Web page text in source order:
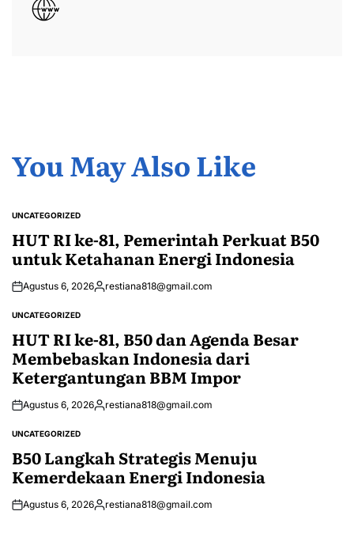
You May Also Like
POSTED
UNCATEGORIZED
HUT RI ke-81, Pemerintah Perkuat B50
untuk Ketahanan Energi Indonesia
Agustus 6, 2026Posted
restiana818@gmail.com
POSTED
UNCATEGORIZED
HUT RI ke-81, B50 dan Agenda Besar
Membebaskan Indonesia dari
Ketergantungan BBM Impor
Agustus 6, 2026Posted
restiana818@gmail.com
POSTED
UNCATEGORIZED
B50 Langkah Strategis Menuju
Kemerdekaan Energi Indonesia
Agustus 6, 2026Posted
restiana818@gmail.com